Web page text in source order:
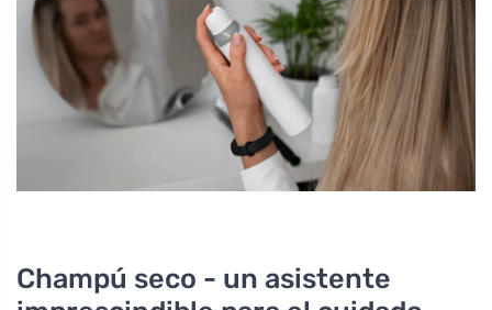
Champú seco - un asistente